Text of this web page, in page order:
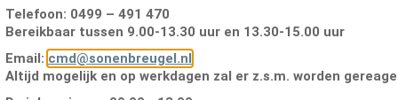
Telefoon: 0499 – 491 470
Bereikbaar tussen 9.00-13.30 uur en 13.30-15.00 uur
Email: cmd@sonenbreugel.nl
Altijd mogelijk en op werkdagen zal er z.s.m. worden